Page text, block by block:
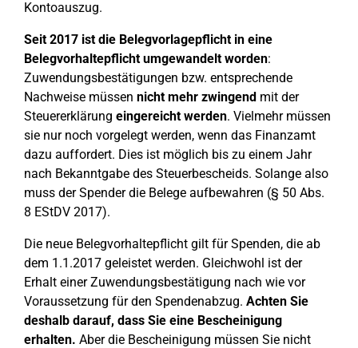
Kontoauszug.
Seit 2017 ist die Belegvorlagepflicht in eine
Belegvorhaltepflicht umgewandelt worden:
Zuwendungsbestätigungen bzw. entsprechende
Nachweise müssen nicht mehr zwingend mit der
Steuererklärung eingereicht werden. Vielmehr müssen
sie nur noch vorgelegt werden, wenn das Finanzamt
dazu auffordert. Dies ist möglich bis zu einem Jahr
nach Bekanntgabe des Steuerbescheids. Solange also
muss der Spender die Belege aufbewahren (§ 50 Abs.
8 EStDV 2017).
Die neue Belegvorhaltepflicht gilt für Spenden, die ab
dem 1.1.2017 geleistet werden. Gleichwohl ist der
Erhalt einer Zuwendungsbestätigung nach wie vor
Voraussetzung für den Spendenabzug. Achten Sie
deshalb darauf, dass Sie eine Bescheinigung
erhalten. Aber die Bescheinigung müssen Sie nicht